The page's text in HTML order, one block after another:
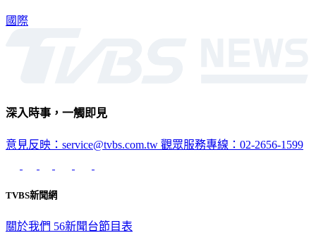
國際
深入時事，一觸即見
意見反映：service@tvbs.com.tw 觀眾服務專線：02-2656-1599
TVBS新聞網
關於我們 56新聞台節目表